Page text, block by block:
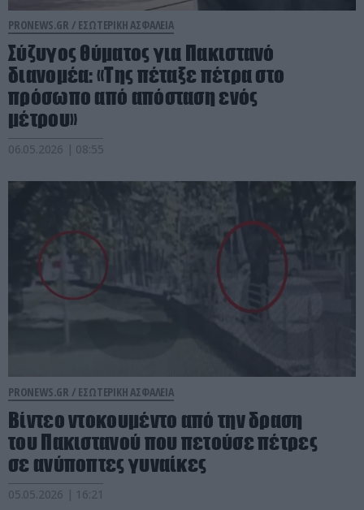
PRONEWS.GR / ΕΣΩΤΕΡΙΚΗ ΑΣΦΑΛΕΙΑ
Σύζυγος θύματος για Πακιστανό
διανομέα: «Της πέταξε πέτρα στο
πρόσωπο από απόσταση ενός
μέτρου»
06.05.2026 | 08:55
PRONEWS.GR / ΕΣΩΤΕΡΙΚΗ ΑΣΦΑΛΕΙΑ
Βίντεο ντοκουμέντο από την δραση
του Πακιστανού που πετούσε πέτρες
σε ανύποπτες γυναίκες
05.05.2026 | 16:21